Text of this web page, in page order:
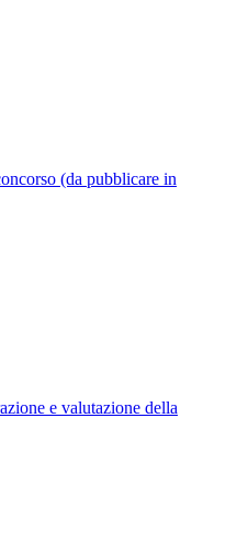
(da pubblicare in
e valutazione della